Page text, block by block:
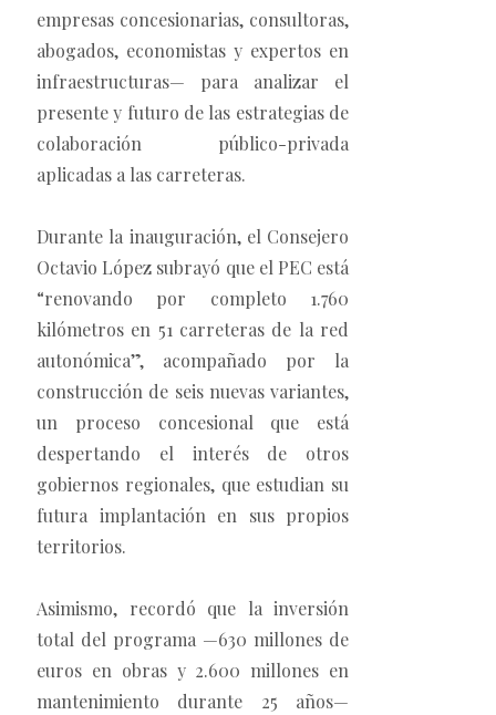
empresas concesionarias, consultoras,
abogados, economistas y expertos en
infraestructuras— para analizar el
presente y futuro de las estrategias de
colaboración público-privada
aplicadas a las carreteras.
Durante la inauguración, el Consejero
Octavio López subrayó que el PEC está
“renovando por completo 1.760
kilómetros en 51 carreteras de la red
autonómica”, acompañado por la
construcción de seis nuevas variantes,
un proceso concesional que está
despertando el interés de otros
gobiernos regionales, que estudian su
futura implantación en sus propios
territorios.
Asimismo, recordó que la inversión
total del programa —630 millones de
euros en obras y 2.600 millones en
mantenimiento durante 25 años—